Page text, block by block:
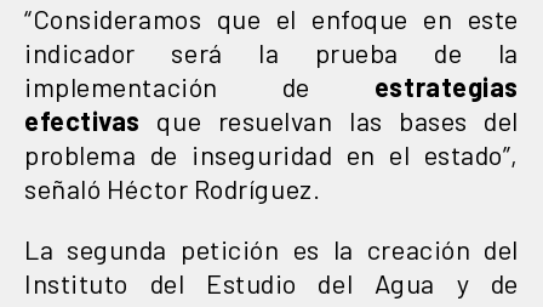
“Consideramos que el enfoque en este
indicador será la prueba de la
implementación de estrategias
efectivas que resuelvan las bases del
problema de inseguridad en el estado”,
señaló Héctor Rodríguez.
La segunda petición es la creación del
Instituto del Estudio del Agua y de